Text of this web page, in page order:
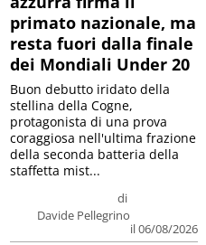
primato nazionale, ma
resta fuori dalla finale
dei Mondiali Under 20
di
Davide Pellegrino
il 06/08/2026
Buon debutto iridato della
stellina della Cogne,
protagonista di una prova
coraggiosa nell'ultima frazione
della seconda batteria della
staffetta mist...